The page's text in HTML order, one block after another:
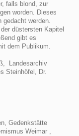
falls blond, zur
worden. Dieses
gedacht werden.
düstersten Kapitel
gibt es
dem Publikum.
Landesarchiv
Steinhöfel, Dr.
Gedenkstätte
Weimar ,